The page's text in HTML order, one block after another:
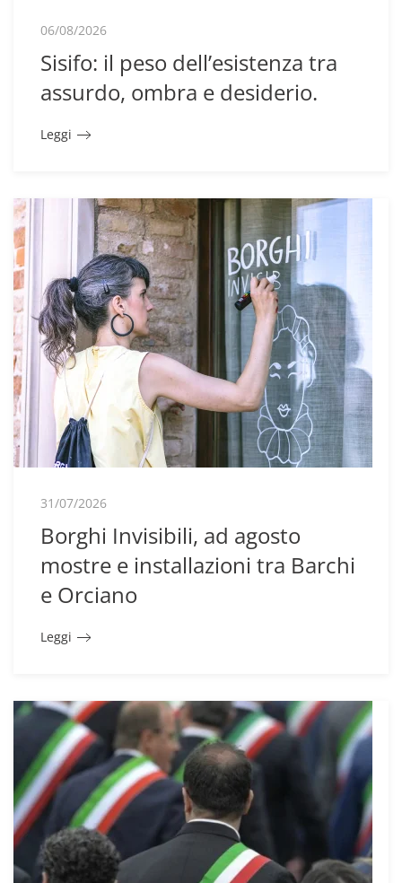
06/08/2026
Sisifo: il peso dell’esistenza tra
assurdo, ombra e desiderio.
Leggi
31/07/2026
Borghi Invisibili, ad agosto
mostre e installazioni tra Barchi
e Orciano
Leggi